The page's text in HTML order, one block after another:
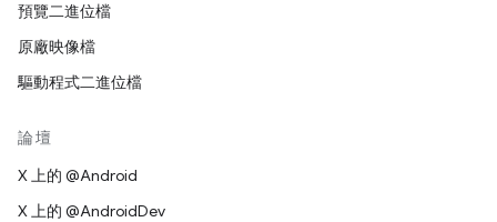
預覽二進位檔
原廠映像檔
驅動程式二進位檔
論壇
X 上的 @Android
X 上的 @AndroidDev